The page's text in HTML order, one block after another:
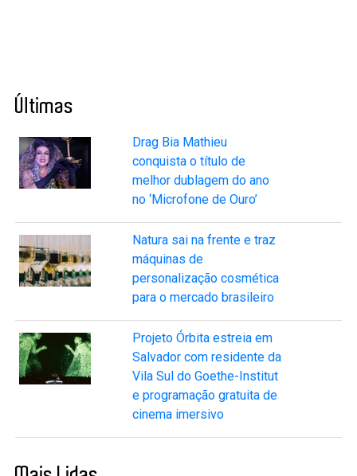
Últimas
Drag Bia Mathieu
conquista o título de
melhor dublagem do ano
no ‘Microfone de Ouro’
Natura sai na frente e traz
máquinas de
personalização cosmética
para o mercado brasileiro
Projeto Órbita estreia em
Salvador com residente da
Vila Sul do Goethe-Institut
e programação gratuita de
cinema imersivo